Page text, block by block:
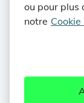
Kronos
entièrement
structurons
ou pour plus
notre